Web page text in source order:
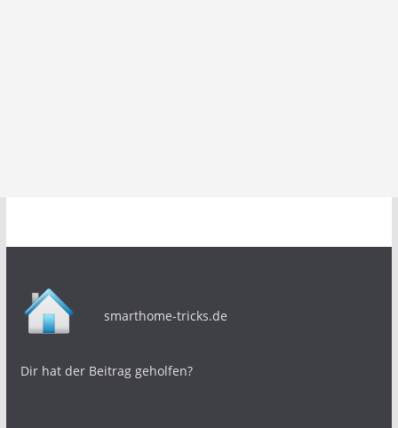
smarthome-tricks.de
Dir hat der Beitrag geholfen?